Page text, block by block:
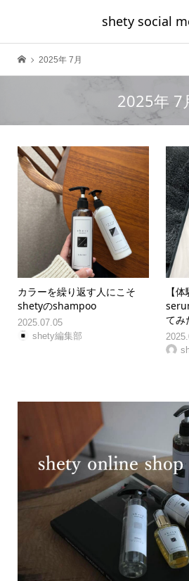
shety social
2025年 7月
2025年 7
カラーを繰り返す人にこそ
shetyのshampoo
2025.07.05
shety編集部
【
てみ